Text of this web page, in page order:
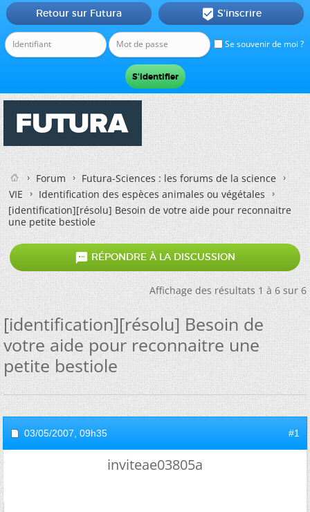
Se souvenir de moi ?
Retour sur Futura  S'inscrire
Forum
Futura-Sciences : les forums de la science
VIE
Identification des espèces animales ou végétales
[identification][résolu] Besoin de votre aide pour reconnaitre
une petite bestiole
 RÉPONDRE À LA DISCUSSION
Affichage des résultats 1 à 6 sur 6
[identification][résolu] Besoin de
votre aide pour reconnaitre une
petite bestiole
03/05/2007, 09h35 #1
inviteae03805a